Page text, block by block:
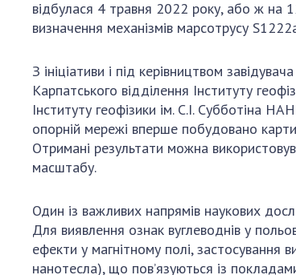
відбулася 4 травня 2022 року, або ж на
визначення механізмів марсотрусу
З ініціативи і під керівництвом
Карпатського відділення Інституту
Інституту геофізики ім. С.І. Субботіна
опорній мережі вперше побудовано
Отримані результати можна
масштабу.
Один із важливих напрямів наукових
Для виявлення ознак вуглеводнів у
ефекти у магнітному полі, застосування
нанотесла), що пов’язуються із